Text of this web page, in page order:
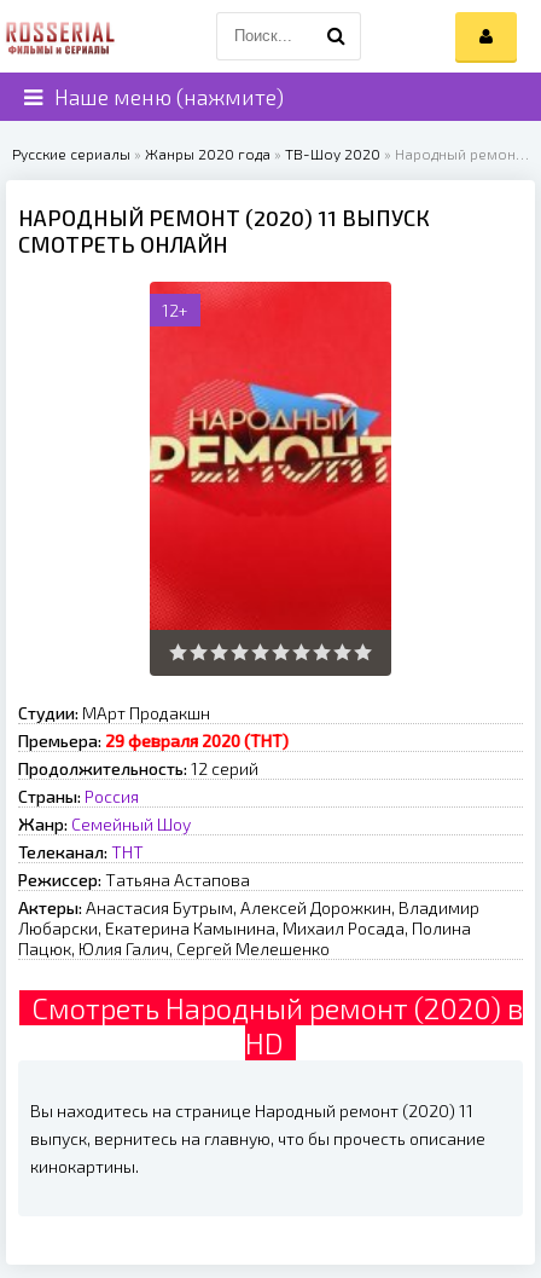
Наше меню (нажмите)
Русские сериалы » Жанры 2020 года » ТВ-Шоу 2020 » Народный ремонт (2020)
НАРОДНЫЙ РЕМОНТ (2020) 11 ВЫПУСК
СМОТРЕТЬ ОНЛАЙН
12+
Студии: МАрт Продакшн
Премьера: 29 февраля 2020 (ТНТ)
Продолжительность: 12 серий
Страны: Россия
Жанр: Семейный Шоу
Телеканал: ТНТ
Режиссер: Татьяна Астапова
Актеры: Анастасия Бутрым, Алексей Дорожкин, Владимир
Любарски, Екатерина Камынина, Михаил Росада, Полина
Пацюк, Юлия Галич, Сергей Мелешенко
Смотреть Народный ремонт (2020) в
HD
Вы находитесь на странице Народный ремонт (2020) 11
выпуск, вернитесь на главную, что бы прочесть описание
кинокартины.